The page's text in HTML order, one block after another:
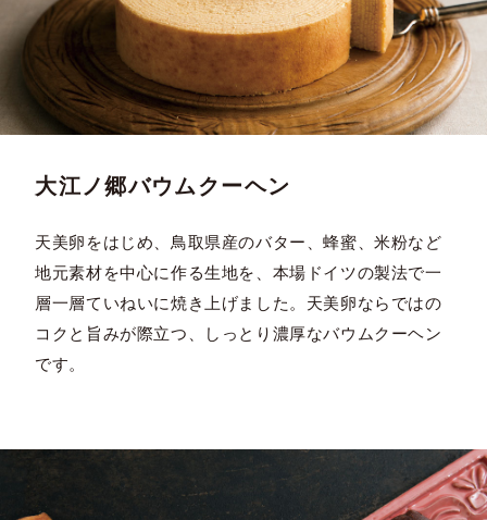
大江ノ郷バウムクーヘン
天美卵をはじめ、鳥取県産のバター、蜂蜜、米粉など
地元素材を中心に作る生地を、本場ドイツの製法で一
層一層ていねいに焼き上げました。天美卵ならではの
コクと旨みが際立つ、しっとり濃厚なバウムクーヘン
です。